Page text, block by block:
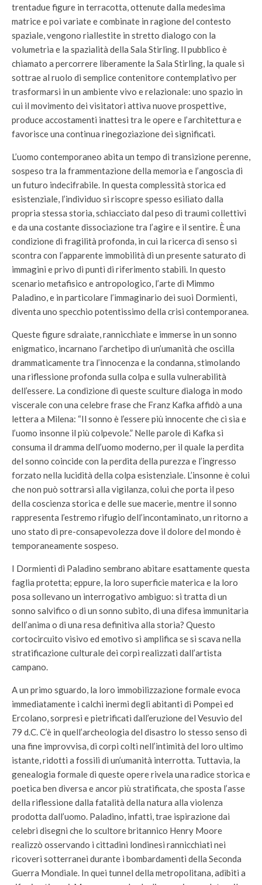
trentadue figure in terracotta, ottenute dalla medesima
matrice e poi variate e combinate in ragione del contesto
spaziale, vengono riallestite in stretto dialogo con la
volumetria e la spazialità della Sala Stirling. Il pubblico è
chiamato a percorrere liberamente la Sala Stirling, la quale si
sottrae al ruolo di semplice contenitore contemplativo per
trasformarsi in un ambiente vivo e relazionale: uno spazio in
cui il movimento dei visitatori attiva nuove prospettive,
produce accostamenti inattesi tra le opere e l’architettura e
favorisce una continua rinegoziazione dei significati.
L’uomo contemporaneo abita un tempo di transizione perenne,
sospeso tra la frammentazione della memoria e l’angoscia di
un futuro indecifrabile. In questa complessità storica ed
esistenziale, l’individuo si riscopre spesso esiliato dalla
propria stessa storia, schiacciato dal peso di traumi collettivi
e da una costante dissociazione tra l’agire e il sentire. È una
condizione di fragilità profonda, in cui la ricerca di senso si
scontra con l’apparente immobilità di un presente saturato di
immagini e privo di punti di riferimento stabili. In questo
scenario metafisico e antropologico, l’arte di Mimmo
Paladino, e in particolare l’immaginario dei suoi Dormienti,
diventa uno specchio potentissimo della crisi contemporanea.
Queste figure sdraiate, rannicchiate e immerse in un sonno
enigmatico, incarnano l’archetipo di un’umanità che oscilla
drammaticamente tra l’innocenza e la condanna, stimolando
una riflessione profonda sulla colpa e sulla vulnerabilità
dell’essere. La condizione di queste sculture dialoga in modo
viscerale con una celebre frase che Franz Kafka affidò a una
lettera a Milena: “Il sonno è l’essere più innocente che ci sia e
l’uomo insonne il più colpevole.” Nelle parole di Kafka si
consuma il dramma dell’uomo moderno, per il quale la perdita
del sonno coincide con la perdita della purezza e l’ingresso
forzato nella lucidità della colpa esistenziale. L’insonne è colui
che non può sottrarsi alla vigilanza, colui che porta il peso
della coscienza storica e delle sue macerie, mentre il sonno
rappresenta l’estremo rifugio dell’incontaminato, un ritorno a
uno stato di pre-consapevolezza dove il dolore del mondo è
temporaneamente sospeso.
I Dormienti di Paladino sembrano abitare esattamente questa
faglia protetta; eppure, la loro superficie materica e la loro
posa sollevano un interrogativo ambiguo: si tratta di un
sonno salvifico o di un sonno subito, di una difesa immunitaria
dell’anima o di una resa definitiva alla storia? Questo
cortocircuito visivo ed emotivo si amplifica se si scava nella
stratificazione culturale dei corpi realizzati dall’artista
campano.
A un primo sguardo, la loro immobilizzazione formale evoca
immediatamente i calchi inermi degli abitanti di Pompei ed
Ercolano, sorpresi e pietrificati dall’eruzione del Vesuvio del
79 d.C. C’è in quell’archeologia del disastro lo stesso senso di
una fine improvvisa, di corpi colti nell’intimità del loro ultimo
istante, ridotti a fossili di un’umanità interrotta. Tuttavia, la
genealogia formale di queste opere rivela una radice storica e
poetica ben diversa e ancor più stratificata, che sposta l’asse
della riflessione dalla fatalità della natura alla violenza
prodotta dall’uomo. Paladino, infatti, trae ispirazione dai
celebri disegni che lo scultore britannico Henry Moore
realizzò osservando i cittadini londinesi rannicchiati nei
ricoveri sotterranei durante i bombardamenti della Seconda
Guerra Mondiale. In quei tunnel della metropolitana, adibiti a